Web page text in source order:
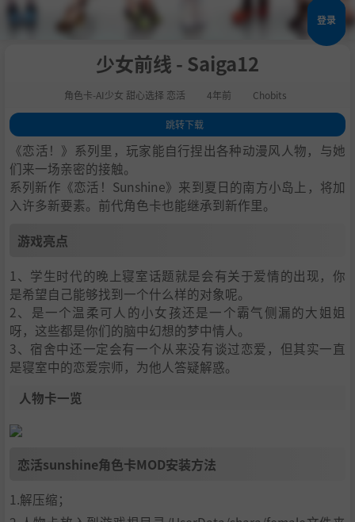
登录
少女前线 - Saiga12
角色卡-AI少女 甜心选择 恋活 4年前 Chobits
跳转下载
1.游戏亮点
2.人物卡一览
3.恋活sunshine角色卡MOD安装方法
4.下载地址
《恋活！》系列里，玩家能自行捏出各种动漫风人物，与她
们来一场亲密的接触。
系列新作《恋活！Sunshine》来到夏日的南方小岛上，将加
入许多新要素。前代角色卡也能继承到新作里。
游戏亮点
1、学生时代的晚上寝室话题就是会有关于爱情的出现，你
是希望自己能够找到一个什么样的对象呢。
2、是一个温柔可人的小女孩还是一个霸气侧漏的大姐姐
呀，这些都是你们的脑中幻想的梦中情人。
3、宿舍中还一定会有一个从来没有谈过恋爱，但其实一直
是寝室中的恋爱宗师，为他人答疑解惑。
人物卡一览
恋活sunshine角色卡MOD安装方法
1.解压缩；